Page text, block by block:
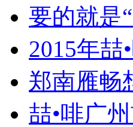
要的就是
2015年喆
郑南雁畅
喆•啡广